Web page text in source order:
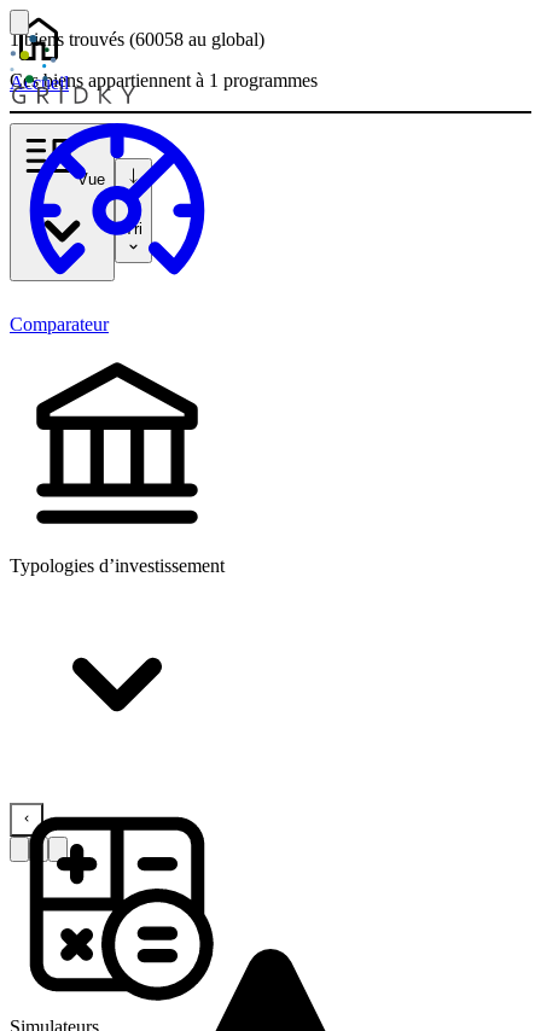
Accueil
Comparateur
Typologies d’investissement
Simulateurs
1 biens trouvés (60058 au global)
Ces biens appartiennent à 1 programmes
Vue
Tri